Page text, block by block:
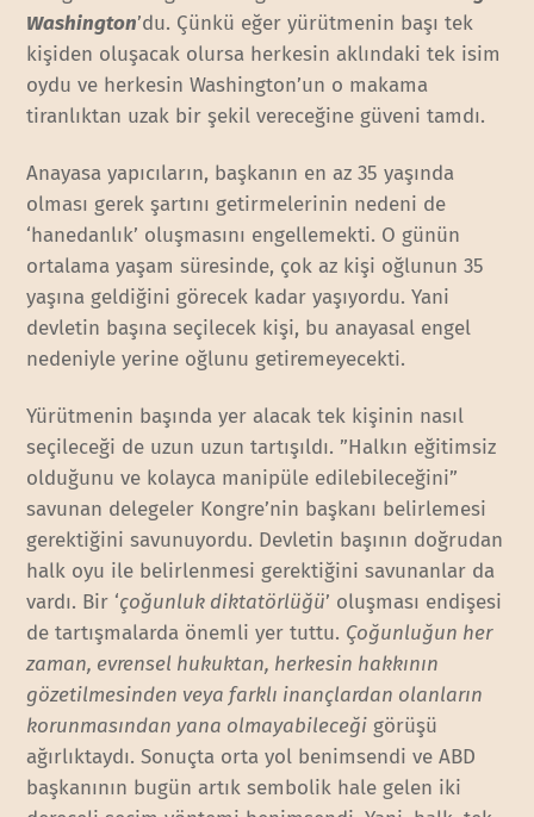
Washington’du. Çünkü eğer yürütmenin başı tek
kişiden oluşacak olursa herkesin aklındaki tek isim
oydu ve herkesin Washington’un o makama
tiranlıktan uzak bir şekil vereceğine güveni tamdı.
Anayasa yapıcıların, başkanın en az 35 yaşında
olması gerek şartını getirmelerinin nedeni de
‘hanedanlık’ oluşmasını engellemekti. O günün
ortalama yaşam süresinde, çok az kişi oğlunun 35
yaşına geldiğini görecek kadar yaşıyordu. Yani
devletin başına seçilecek kişi, bu anayasal engel
nedeniyle yerine oğlunu getiremeyecekti.
Yürütmenin başında yer alacak tek kişinin nasıl
seçileceği de uzun uzun tartışıldı. ”Halkın eğitimsiz
olduğunu ve kolayca manipüle edilebileceğini”
savunan delegeler Kongre’nin başkanı belirlemesi
gerektiğini savunuyordu. Devletin başının doğrudan
halk oyu ile belirlenmesi gerektiğini savunanlar da
vardı. Bir ‘çoğunluk diktatörlüğü’ oluşması endişesi
de tartışmalarda önemli yer tuttu. Çoğunluğun her
zaman, evrensel hukuktan, herkesin hakkının
gözetilmesinden veya farklı inançlardan olanların
korunmasından yana olmayabileceği görüşü
ağırlıktaydı. Sonuçta orta yol benimsendi ve ABD
başkanının bugün artık sembolik hale gelen iki